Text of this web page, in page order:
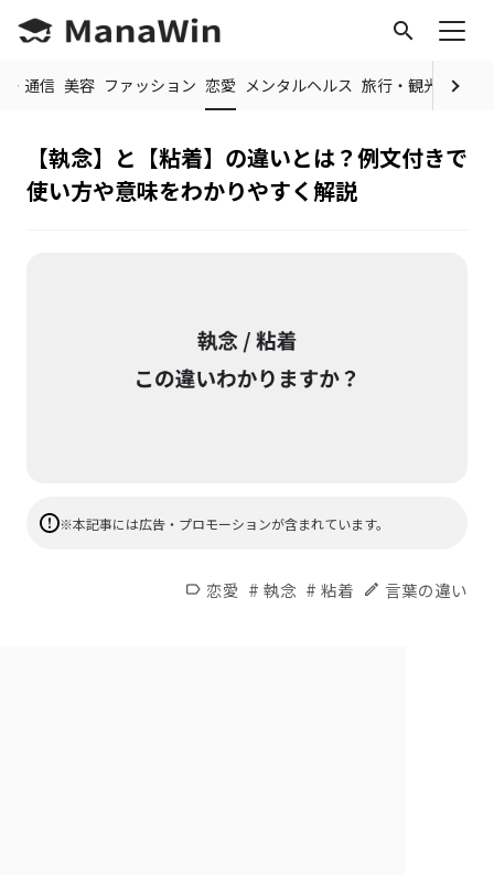
search
・通信 美容 ファッション 恋愛 メンタルヘルス 旅行・観光 料理
【執念】と【粘着】の違いとは？例文付きで
使い方や意味をわかりやすく解説
※本記事には広告・プロモーションが含まれています。
label 恋愛 # 執念 # 粘着 edit 言葉の違い